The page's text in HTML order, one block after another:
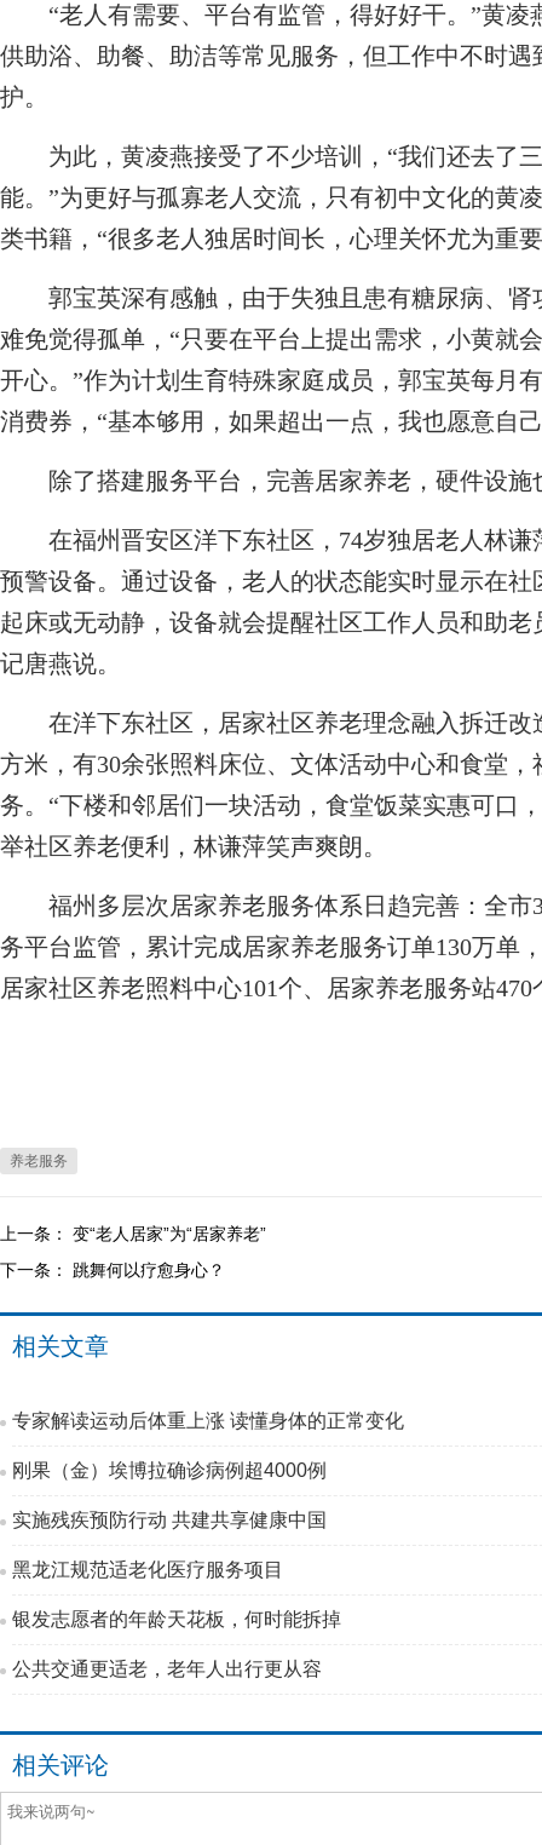
“老人有需要、平台有监管，得好好干。”黄凌
供助浴、助餐、助洁等常见服务，但工作中不时
护。
为此，黄凌燕接受了不少培训，“我们还去了
能。”为更好与孤寡老人交流，只有初中文化的黄
类书籍，“很多老人独居时间长，心理关怀尤为重
郭宝英深有感触，由于失独且患有糖尿病、肾
难免觉得孤单，“只要在平台上提出需求，小黄就
开心。”作为计划生育特殊家庭成员，郭宝英每月
消费券，“基本够用，如果超出一点，我也愿意自
除了搭建服务平台，完善居家养老，硬件设施
在福州晋安区洋下东社区，74岁独居老人林谦
预警设备。通过设备，老人的状态能实时显示在
起床或无动静，设备就会提醒社区工作人员和助
记唐燕说。
在洋下东社区，居家社区养老理念融入拆迁改
方米，有30余张照料床位、文体活动中心和食堂
务。“下楼和邻居们一块活动，食堂饭菜实惠可口
举社区养老便利，林谦萍笑声爽朗。
福州多层次居家养老服务体系日趋完善：全市
务平台监管，累计完成居家养老服务订单130万单
居家社区养老照料中心101个、居家养老服务站
养老服务
上一条： 变“老人居家”为“居家养老”
下一条： 跳舞何以疗愈身心？
相关文章
专家解读运动后体重上涨 读懂身体的正常变化
刚果（金）埃博拉确诊病例超4000例
实施残疾预防行动 共建共享健康中国
黑龙江规范适老化医疗服务项目
银发志愿者的年龄天花板，何时能拆掉
公共交通更适老，老年人出行更从容
相关评论